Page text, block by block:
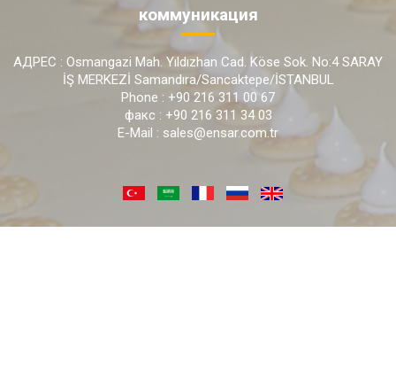
коммуникация
АДРЕС : Osmangazi Mah. Yıldızhan Cad. Köse Sok. No:4 SARAY
İŞ MERKEZİ Samandıra/Sancaktepe/İSTANBUL
Phone : +90 216 311 00 67
факс : +90 216 311 34 03
E-Mail : sales@ensar.com.tr